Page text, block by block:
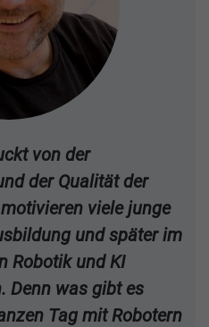
von der
der Qualität der
viele junge
und später im
Robotik und KI
Denn was gibt es
Tag mit Robotern